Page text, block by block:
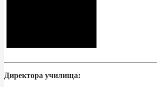
Директора училища: